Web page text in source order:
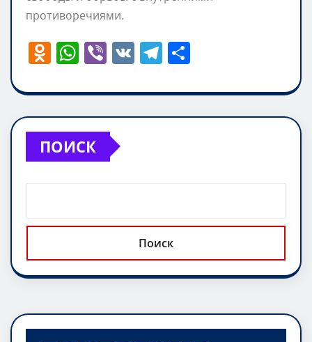
противоречиями.
O
n
o
kl
a
ki
W
at
s
A
p
Vi
er
V T
e
gr
п
р
ь
ПОИСК
Поиск